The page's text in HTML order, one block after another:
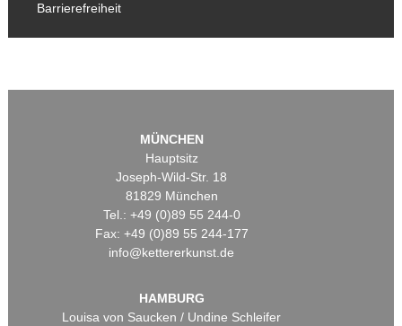
Barrierefreiheit
MÜNCHEN
Hauptsitz
Joseph-Wild-Str. 18
81829 München
Tel.: +49 (0)89 55 244-0
Fax: +49 (0)89 55 244-177
info@kettererkunst.de
HAMBURG
Louisa von Saucken / Undine Schleifer